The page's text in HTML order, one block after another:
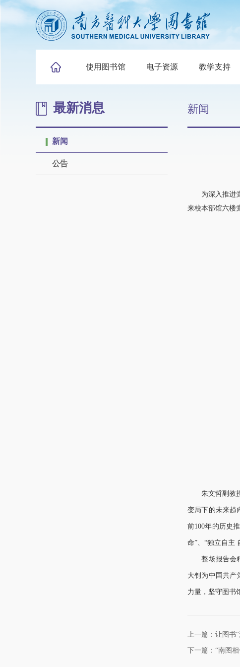
使用图书馆 电子资源 教学支持
最新消息
新闻
公告
新闻
为深入推进
来校本部馆六楼
朱文哲副教
变局下的未来趋
前100年的历史
命”、“独立自主
整场报告会
大钊为中国共产
力量，坚守图书
上一篇：让图书“
下一篇：“南图